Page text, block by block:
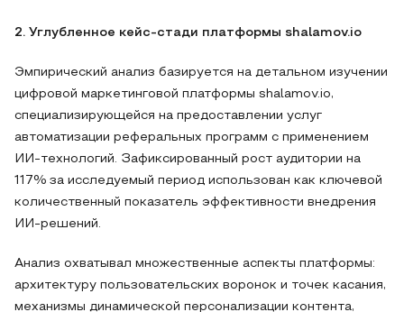
2. Углубленное кейс-стади платформы shalamov.io
Эмпирический анализ базируется на детальном изучении
цифровой маркетинговой платформы shalamov.io,
специализирующейся на предоставлении услуг
автоматизации реферальных программ с применением
ИИ-технологий. Зафиксированный рост аудитории на
117% за исследуемый период использован как ключевой
количественный показатель эффективности внедрения
ИИ-решений.
Анализ охватывал множественные аспекты платформы:
архитектуру пользовательских воронок и точек касания,
механизмы динамической персонализации контента,